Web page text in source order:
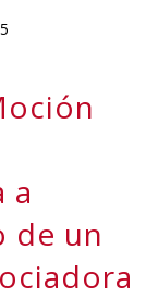
a
de un